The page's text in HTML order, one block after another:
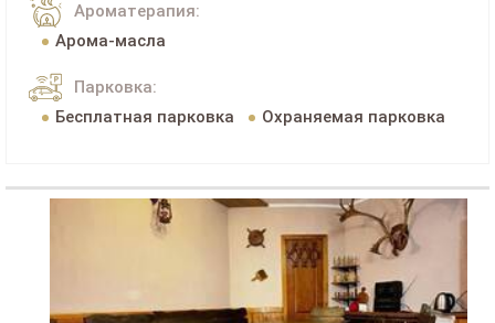
Ароматерапия:
Арома-масла
Парковка:
Бесплатная парковка
Охраняемая парковка